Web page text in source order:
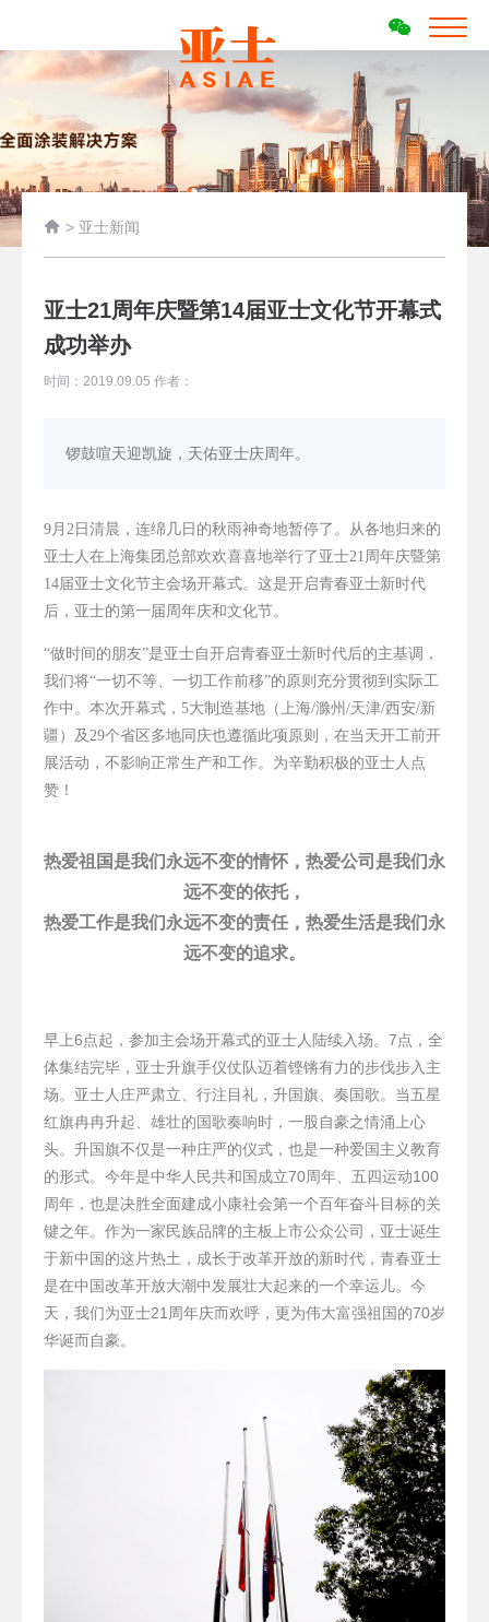
 > 亚士新闻
亚士21周年庆暨第14届亚士文化节开幕式
成功举办
时间：2019.09.05 作者：
锣鼓喧天迎凯旋，天佑亚士庆周年。
9月 2 日清晨，连绵几日的秋雨神奇地暂停了。从各地归来的
亚士人在上海集团总部欢欢喜喜地举行了亚士21周年庆暨第
14届亚士文化节主会场开幕式。这是开启青春亚士新时代
后，亚士的第一届周年庆和文化节。
“做时间的朋友”是亚士自开启青春亚士新时代后的主基调，
我们将“一切不等、一切工作前移”的原则充分贯彻到实际工
作中。本次开幕式， 5大制造基地（上海/滁州 /天津/西安/新
疆）及 29个省区多地同庆也遵循此项原则，在当天开工前开
展活动，不影响正常生产和工作。为辛勤积极的亚士人点
赞！
热爱祖国是我们永远不变的情怀，热爱公司是我们永
远不变的依托，
热爱工作是我们永远不变的责任，热爱生活是我们永
远不变的追求。
早上6 点起，参加主会场开幕式的亚士人陆续入场。 7 点，全
体集结完毕，亚士升旗手仪仗队迈着铿锵有力的步伐步入主
场。亚士人庄严肃立、行注目礼，升国旗、奏国歌。当五星
红旗冉冉升起、雄壮的国歌奏响时，一股自豪之情涌上心
头。升国旗不仅是一种庄严的仪式，也是一种爱国主义教育
的形式。今年是中华人民共和国成立70周年、五四运动100
周年，也是决胜全面建成小康社会第一个百年奋斗目标的关
键之年。作为一家民族品牌的主板上市公众公司，亚士诞生
于新中国的这片热土，成长于改革开放的新时代，青春亚士
是在中国改革开放大潮中发展壮大起来的一个幸运儿。今
天，我们为亚士21 周年庆而欢呼，更为伟大富强祖国的70岁
华诞而自豪。